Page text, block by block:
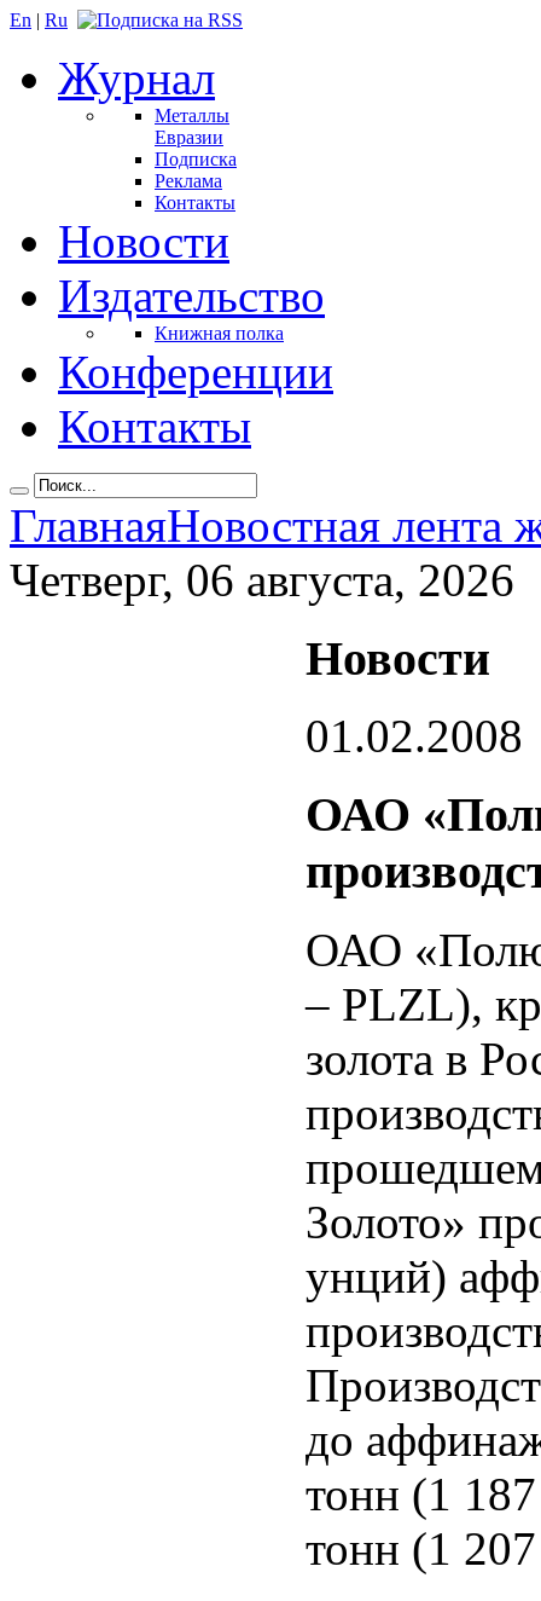
En | Ru
Журнал
Металлы
Евразии
Подписка
Реклама
Контакты
Новости
Издательство
Книжная полка
Конференции
Контакты
ГлавнаяНовостная лента
Четверг, 06 августа, 2026
Новости
01.02.2008
ОАО
ОАО
– PLZL),
золота в
Золото»
унций)
до
тонн (1
тонн (1